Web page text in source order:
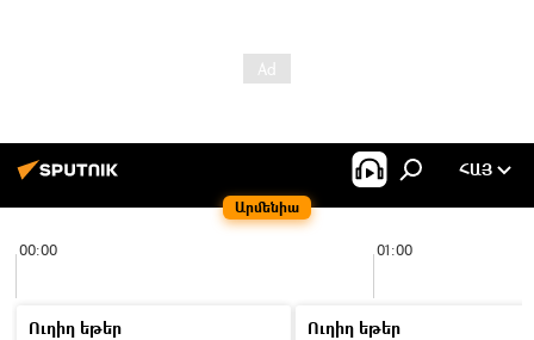
Արմենիա
ՀԱՅ
00:00 01:00
Ուղիղ եթեր
Ուղիղ եթեր